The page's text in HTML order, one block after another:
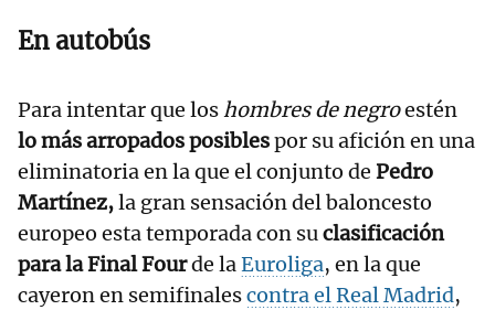
En autobús
Para intentar que loshombres de negroestén
lo más arropados posiblespor su afición en una
eliminatoria en la que el conjunto de Pedro
Martínez,la gran sensación del baloncesto
europeo esta temporada con suclasificación
para la Final Fourde laEuroliga, en la que
cayeron en semifinalescontra el Real Madrid,